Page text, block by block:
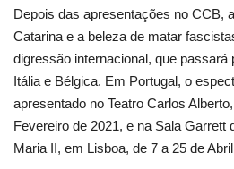
Depois das apresentações no CCB,
Catarina e a beleza de matar
digressão internacional, que
Itália e Bélgica. Em Portugal, o
apresentado no Teatro Carlos
Fevereiro de 2021, e na Sala Garrett
Maria II, em Lisboa, de 7 a 25 de